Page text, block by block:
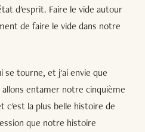
d'esprit. Faire le vide autour
de faire le vide dans notre
se tourne, et j'ai envie que
entamer notre cinquième
c'est la plus belle histoire de
que notre histoire